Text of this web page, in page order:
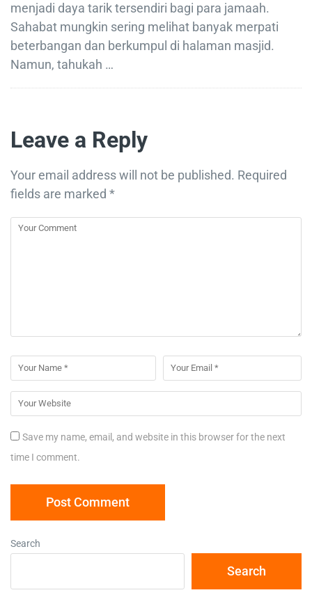
menjadi daya tarik tersendiri bagi para jamaah.
Sahabat mungkin sering melihat banyak merpati
beterbangan dan berkumpul di halaman masjid.
Namun, tahukah …
Leave a Reply
Your email address will not be published. Required
fields are marked *
Save my name, email, and website in this browser for the next
time I comment.
Search
Search